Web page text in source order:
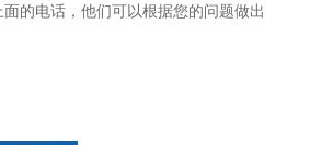
的电话，他们可以根据您的问题做出